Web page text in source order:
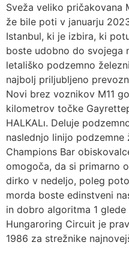
Sveža veliko pričakovana
že bile poti v januarju
Istanbul, ki je izbira, ki
boste udobno do svojega
letališko podzemno
najbolj priljubljeno
Novi brez voznikov M11
kilometrov točke
HALKALı. Deluje
naslednjo linijo podzemne
Champions Bar
omogoča, da si primarno
dirko v nedeljo, poleg
morda boste edinstveni
in dobro algoritma 1 glede
Hungaroring Circuit je
1986 za strežnike